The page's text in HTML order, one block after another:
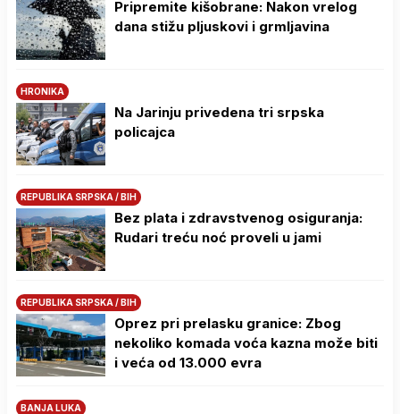
Pripremite kišobrane: Nakon vrelog
dana stižu pljuskovi i grmljavina
HRONIKA
Na Јarinju privedena tri srpska
policajca
REPUBLIKA SRPSKA / BIH
Bez plata i zdravstvenog osiguranja:
Rudari treću noć proveli u jami
REPUBLIKA SRPSKA / BIH
Oprez pri prelasku granice: Zbog
nekoliko komada voća kazna može biti
i veća od 13.000 evra
BANJA LUKA